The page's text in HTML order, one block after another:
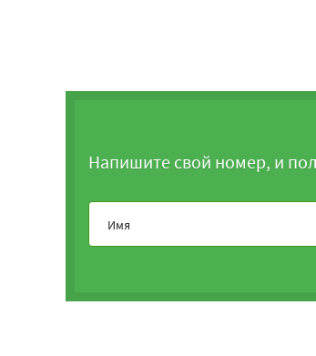
Напишите свой номер, и